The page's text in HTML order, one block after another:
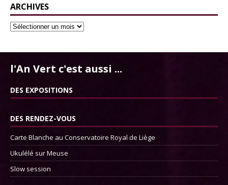
ARCHIVES
l'An Vert c'est aussi ...
DES EXPOSITIONS
DES RENDEZ-VOUS
Carte Blanche au Conservatoire Royal de Liège
Ukulélé sur Meuse
Slow session